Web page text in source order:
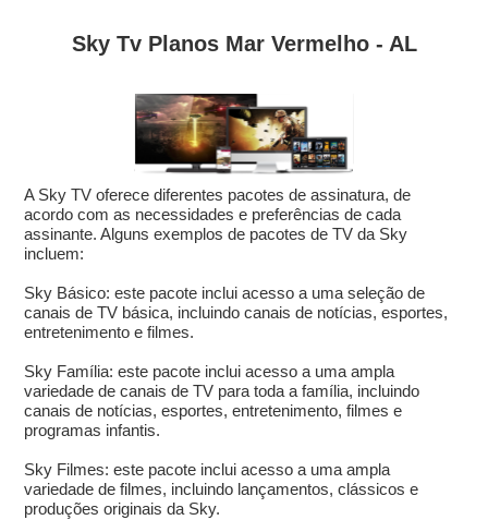
Sky Tv Planos Mar Vermelho - AL
A Sky TV oferece diferentes pacotes de assinatura, de
acordo com as necessidades e preferências de cada
assinante. Alguns exemplos de pacotes de TV da Sky
incluem:
Sky Básico: este pacote inclui acesso a uma seleção de
canais de TV básica, incluindo canais de notícias, esportes,
entretenimento e filmes.
Sky Família: este pacote inclui acesso a uma ampla
variedade de canais de TV para toda a família, incluindo
canais de notícias, esportes, entretenimento, filmes e
programas infantis.
Sky Filmes: este pacote inclui acesso a uma ampla
variedade de filmes, incluindo lançamentos, clássicos e
produções originais da Sky.